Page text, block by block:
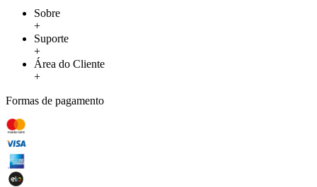
Sobre
+
Suporte
+
Área do Cliente
+
Formas de pagamento